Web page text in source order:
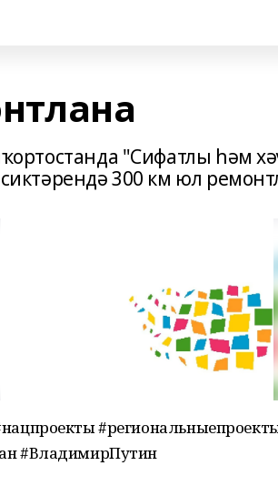
"Сифатлы һәм
300 км юл
#ВладимирПутин